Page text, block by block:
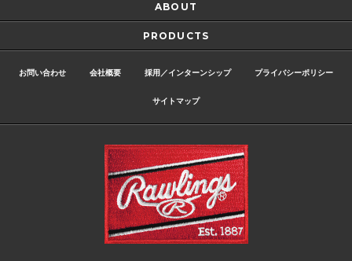
ABOUT
PRODUCTS
お問い合わせ 会社概要 採用／インターンシップ プライバシーポリシー
サイトマップ